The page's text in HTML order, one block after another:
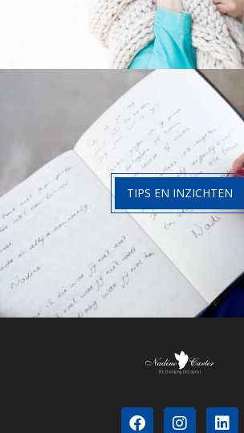
TIPS EN INZICHTEN